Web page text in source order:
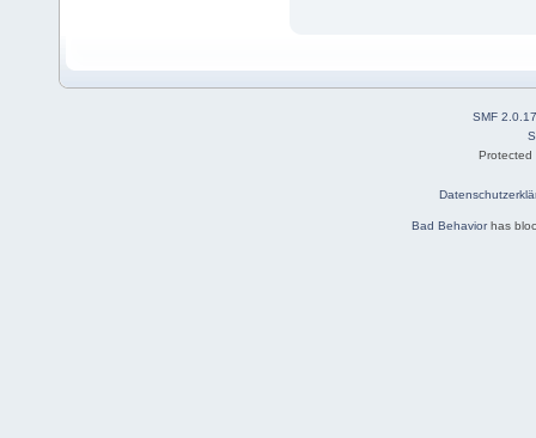
SMF 2.0.17
Bad Behaviorhas